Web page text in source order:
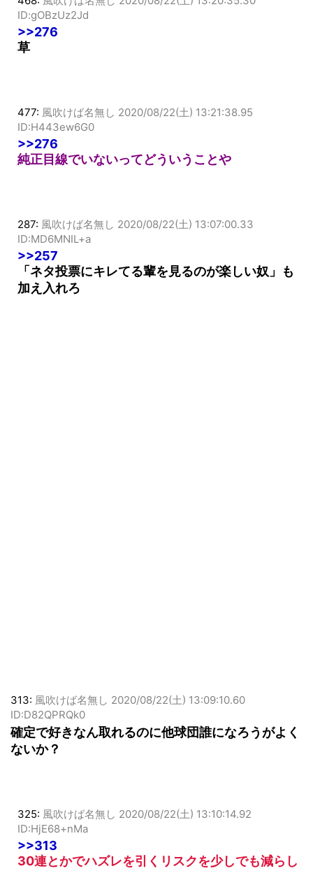
ID:gOBzUz2Jd
>>276
草
477: 風吹けば名無し 2020/08/22(土) 13:21:38.95
ID:H443ew6G0
>>276
純正目線でいないってどういうことや
287: 風吹けば名無し 2020/08/22(土) 13:07:00.33
ID:MD6MNIL+a
>>257
「ネタ投票にキレてる輩を見るのが楽しい奴」も
加え入れろ
313: 風吹けば名無し 2020/08/22(土) 13:09:10.60
ID:D82QPRQk0
確定で好きなん取れるのに他球団誰になろうがよく
ないか？
325: 風吹けば名無し 2020/08/22(土) 13:10:14.92
ID:HjE68+nMa
>>313
30連とかでハズレを引くリスクを少しでも減らし